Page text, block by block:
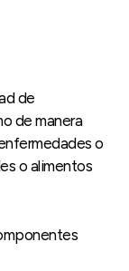
de
de manera
o
o alimentos